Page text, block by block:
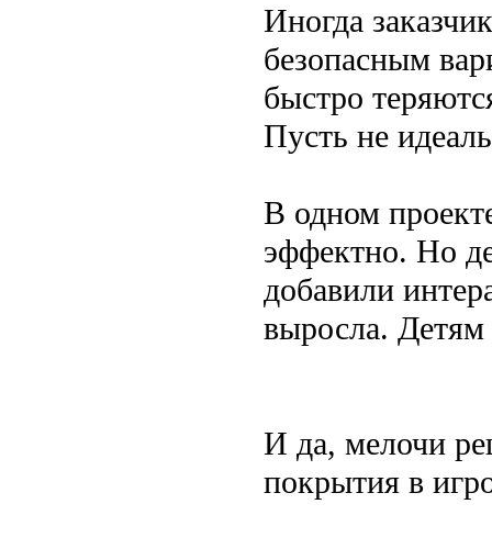
Иногда
безопасным
быстро
Пусть не
В одном
эффектно. Но
добавили
выросла. Детям
И да, мелочи
покрытия в